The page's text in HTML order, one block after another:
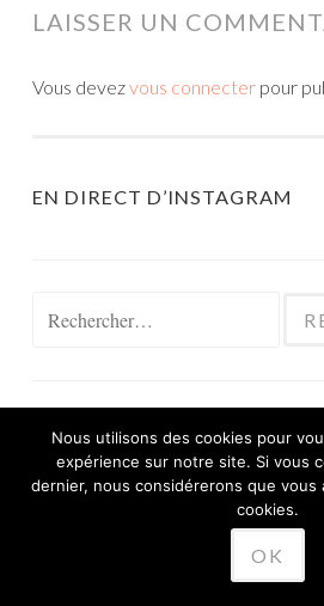
LAISSER UN
Vous devezvous connecter pour
EN DIRECT D’INSTAGRAM
FIÈREMENT PROPULSÉ
THÈME SKETCH PAR
Nous utilisons des cookies pour
expérience sur notre site. Si vous
dernier, nous considérerons que vous
cookies.
OK